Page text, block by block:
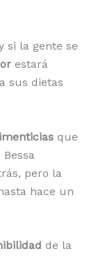
si la gente se
estará
sus dietas
que
pero la
hace un
de la